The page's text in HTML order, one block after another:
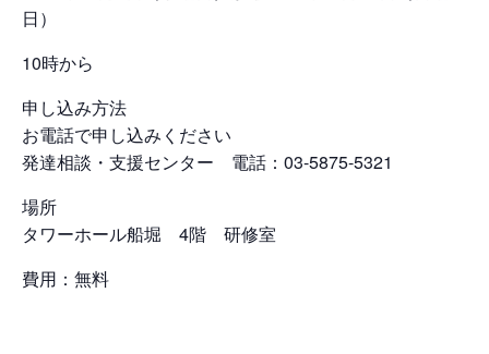
日）
10時から
申し込み方法
お電話で申し込みください
発達相談・支援センター 電話：03-5875-5321
場所
タワーホール船堀 4階 研修室
費用：無料